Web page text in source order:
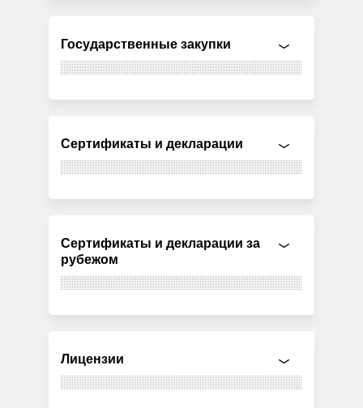
Государственные закупки
Сертификаты и декларации
Сертификаты и декларации за
рубежом
Лицензии